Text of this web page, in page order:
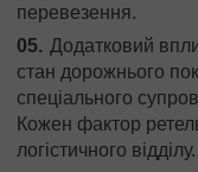
перевезення.
Додатковий
стан дорожнього
спеціального
Кожен фактор
логістичного відділу.